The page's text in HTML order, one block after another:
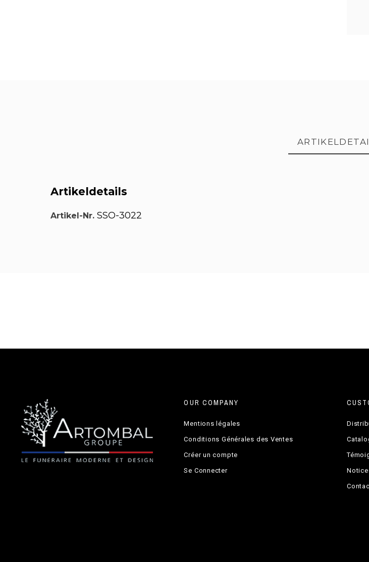
Artikeldetails
Artikel-Nr. SSO-3022
OUR COMPANY
Mentions légales
Conditions Générales des Ventes
Créer un compte
Se Connecter